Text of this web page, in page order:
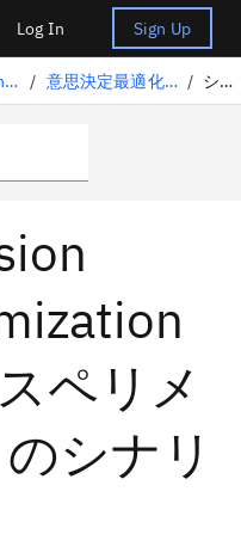
Log In Sign Up
Decision Optimization / 意思決定最適化のエクスペリメント / シナリオ
ペリメ
シナリ